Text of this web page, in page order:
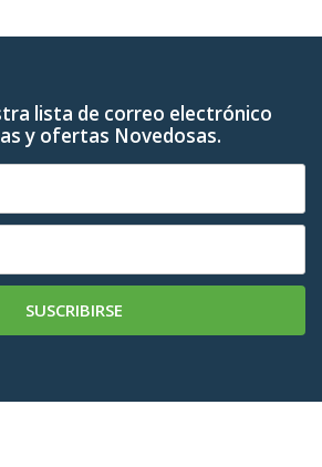
lista de correo electrónico
y ofertas Novedosas.
SUSCRIBIRSE